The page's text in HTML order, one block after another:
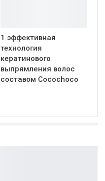
1 эффективная
технология
кератинового
выпрямления волос
составом Cocochoco